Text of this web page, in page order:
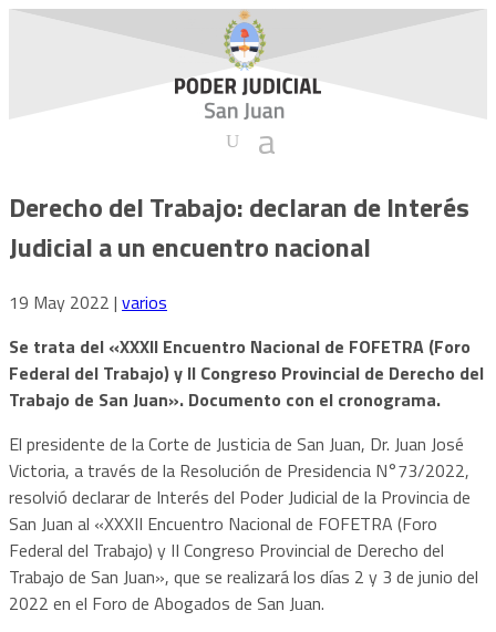
Derecho del Trabajo: declaran de Interés
Judicial a un encuentro nacional
19 May 2022 | varios
Se trata del «XXXII Encuentro Nacional de FOFETRA (Foro
Federal del Trabajo) y II Congreso Provincial de Derecho del
Trabajo de San Juan». Documento con el cronograma.
El presidente de la Corte de Justicia de San Juan, Dr. Juan José
Victoria, a través de la Resolución de Presidencia N°73/2022,
resolvió declarar de Interés del Poder Judicial de la Provincia de
San Juan al «XXXII Encuentro Nacional de FOFETRA (Foro
Federal del Trabajo) y II Congreso Provincial de Derecho del
Trabajo de San Juan», que se realizará los días 2 y 3 de junio del
2022 en el Foro de Abogados de San Juan.